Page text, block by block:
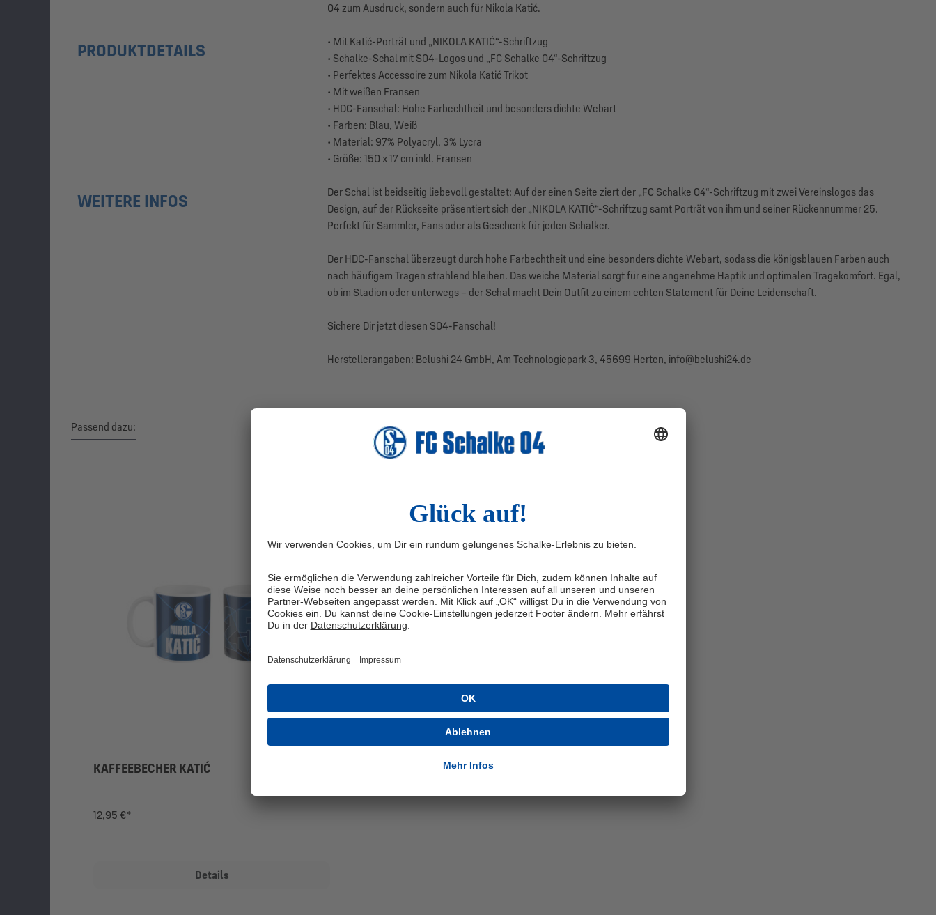
04 zum Ausdruck, sondern auch für Nikola Katić.
PRODUKTDETAILS
• Mit Katić-Porträt und „NIKOLA KATIĆ“-Schriftzug
• Schalke-Schal mit S04-Logos und „FC Schalke 04“-Schriftzug
• Perfektes Accessoire zum Nikola Katić Trikot
• Mit weißen Fransen
• HDC-Fanschal: Hohe Farbechtheit und besonders dichte Webart
• Farben: Blau, Weiß
• Material: 97% Polyacryl, 3% Lycra
• Größe: 150 x 17 cm inkl. Fransen
WEITERE INFOS
Der Schal ist beidseitig liebevoll gestaltet: Auf der einen Seite ziert der „FC Schalke 04“-Schriftzug mit zwei Vereinslogos das
Design, auf der Rückseite präsentiert sich der „NIKOLA KATIĆ“-Schriftzug samt Porträt von ihm und seiner Rückennummer 25.
Perfekt für Sammler, Fans oder als Geschenk für jeden Schalker.
Der HDC-Fanschal überzeugt durch hohe Farbechtheit und eine besonders dichte Webart, sodass die königsblauen Farben auch
nach häufigem Tragen strahlend bleiben. Das weiche Material sorgt für eine angenehme Haptik und optimalen Tragekomfort. Egal,
ob im Stadion oder unterwegs – der Schal macht Dein Outfit zu einem echten Statement für Deine Leidenschaft.
Sichere Dir jetzt diesen S04-Fanschal!
Herstellerangaben: Belushi 24 GmbH, Am Technologiepark 3, 45699 Herten, info@belushi24.de
Passend dazu:
KAFFEEBECHER KATIĆ
12,95 €*
Details